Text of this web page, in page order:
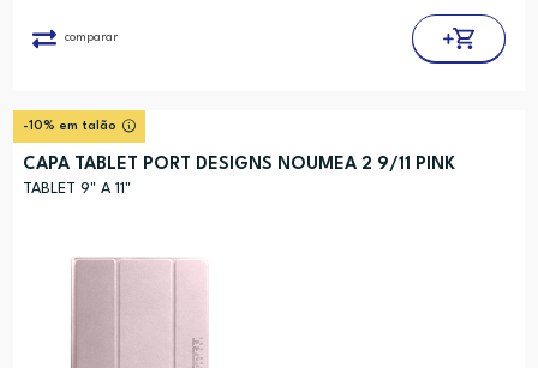
comparar
-10% em talão
CAPA TABLET PORT DESIGNS NOUMEA 2 9/11 PINK
TABLET 9" A 11"